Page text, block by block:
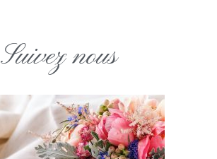
Suivez nous